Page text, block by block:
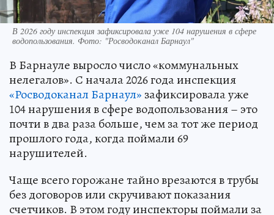
В 2026 году инспекция зафиксировала уже 104 нарушения в сфере
водопользования. Фото: "Росводоканал Барнаул"
В Барнауле выросло число «коммунальных
нелегалов». С начала 2026 года инспекция
«Росводоканал Барнаул» зафиксировала уже
104 нарушения в сфере водопользования – это
почти в два раза больше, чем за тот же период
прошлого года, когда поймали 69
нарушителей.
Чаще всего горожане тайно врезаются в трубы
без договоров или скручивают показания
счетчиков. В этом году инспекторы поймали за